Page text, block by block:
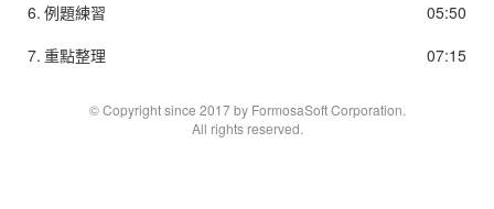
05:50
6. 例題練習
07:15
7. 重點整理
© Copyright since 2017 by FormosaSoft Corporation.
All rights reserved.